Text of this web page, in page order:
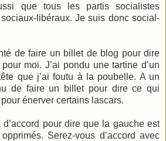
que tous les partis socialistes
libéraux. Je suis donc social-
de faire un billet de blog pour dire
moi. J’ai pondu une tartine d’un
que j’ai foutu à la poubelle. A un
de faire un billet pour dire ce qui
énerver certains lascars.
pour dire que la gauche est
Serez-vous d’accord avec